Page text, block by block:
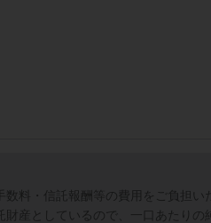
料・信託報酬等の費用をご負担い
財産としているので、一口あたり